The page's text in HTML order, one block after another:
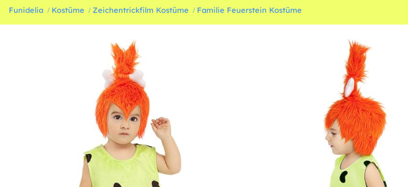
Funidelia Kostüme Zeichentrickfilm Kostüme Familie Feuerstein Kostüme